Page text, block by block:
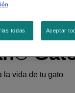
la vida de tu gato
todas Aceptar